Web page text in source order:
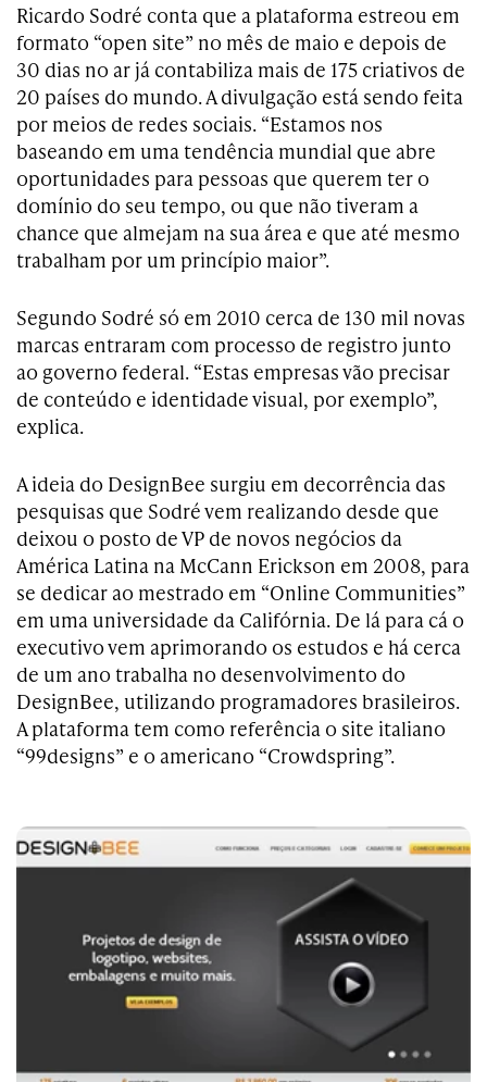
Ricardo Sodré conta que a plataforma estreou em
formato “open site” no mês de maio e depois de
30 dias no ar já contabiliza mais de 175 criativos de
20 países do mundo. A divulgação está sendo feita
por meios de redes sociais. “Estamos nos
baseando em uma tendência mundial que abre
oportunidades para pessoas que querem ter o
domínio do seu tempo, ou que não tiveram a
chance que almejam na sua área e que até mesmo
trabalham por um princípio maior”.
Segundo Sodré só em 2010 cerca de 130 mil novas
marcas entraram com processo de registro junto
ao governo federal. “Estas empresas vão precisar
de conteúdo e identidade visual, por exemplo”,
explica.
A ideia do DesignBee surgiu em decorrência das
pesquisas que Sodré vem realizando desde que
deixou o posto de VP de novos negócios da
América Latina na McCann Erickson em 2008, para
se dedicar ao mestrado em “Online Communities”
em uma universidade da Califórnia. De lá para cá o
executivo vem aprimorando os estudos e há cerca
de um ano trabalha no desenvolvimento do
DesignBee, utilizando programadores brasileiros.
A plataforma tem como referência o site italiano
“99designs” e o americano “Crowdspring”.